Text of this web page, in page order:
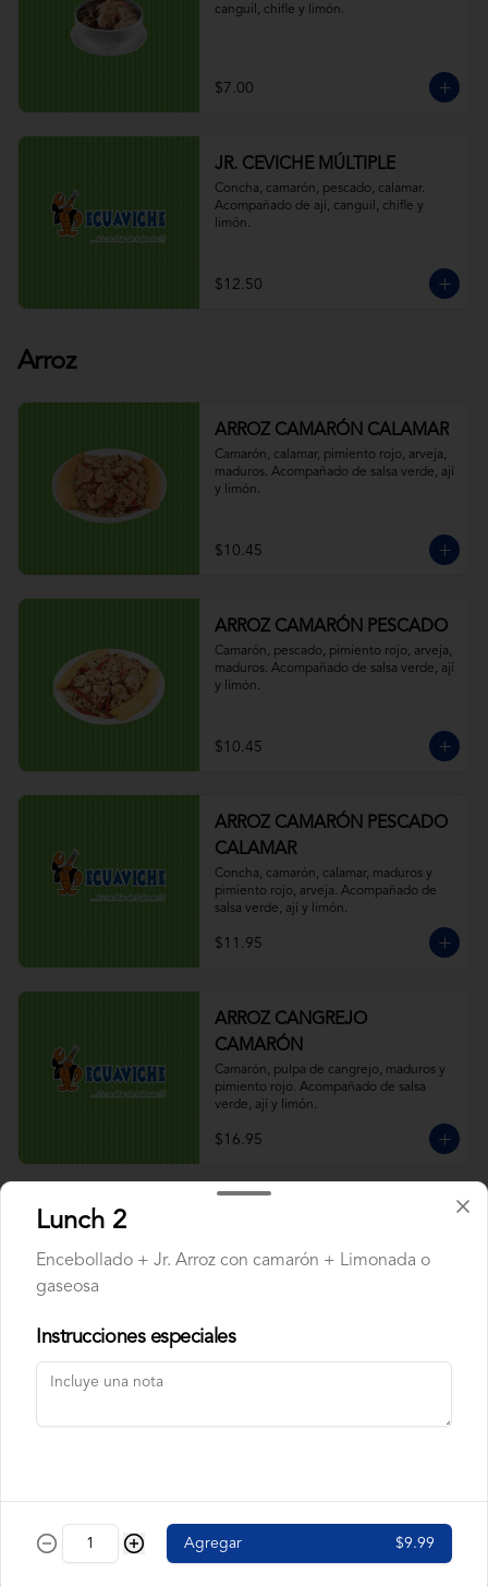
canguil, chifle y limón.
$7.00
JR. CEVICHE MÚLTIPLE
Concha, camarón, pescado, calamar.
Acompañado de ají, canguil, chifle y
limón.
$12.50
Arroz
ARROZ CAMARÓN CALAMAR
Camarón, calamar, pimiento rojo, arveja,
maduros. Acompañado de salsa verde, ají
y limón.
$10.45
ARROZ CAMARÓN PESCADO
Camarón, pescado, pimiento rojo, arveja,
maduros. Acompañado de salsa verde, ají
y limón.
$10.45
ARROZ CAMARÓN PESCADO
CALAMAR
Concha, camarón, calamar, maduros y
pimiento rojo, arveja. Acompañado de
salsa verde, ají y limón.
$11.95
ARROZ CANGREJO
CAMARÓN
Camarón, pulpa de cangrejo, maduros y
pimiento rojo. Acompañado de salsa
verde, ají y limón.
$16.95
Acompañado de salsa verde, ají y limón.
$9.95
Lunch 2
Encebollado + Jr. Arroz con camarón + Limonada o
gaseosa
Instrucciones especiales
Agregar $9.99